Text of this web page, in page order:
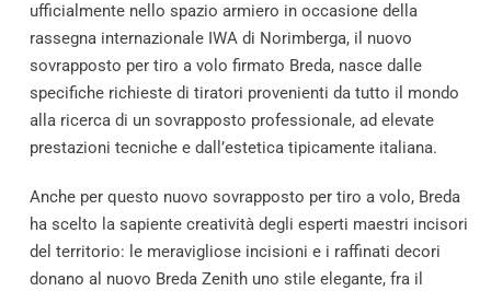
ufficialmente nello spazio armiero in occasione della
rassegna internazionale IWA di Norimberga, il nuovo
sovrapposto per tiro a volo firmato Breda, nasce dalle
specifiche richieste di tiratori provenienti da tutto il mondo
alla ricerca di un sovrapposto professionale, ad elevate
prestazioni tecniche e dall’estetica tipicamente italiana.
Anche per questo nuovo sovrapposto per tiro a volo, Breda
ha scelto la sapiente creatività degli esperti maestri incisori
del territorio: le meravigliose incisioni e i raffinati decori
donano al nuovo Breda Zenith uno stile elegante, fra il